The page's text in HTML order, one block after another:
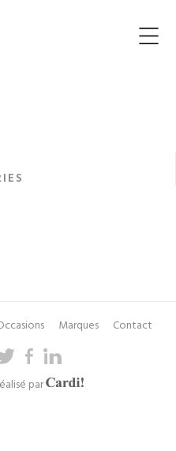
Marques Contact
par
Axel